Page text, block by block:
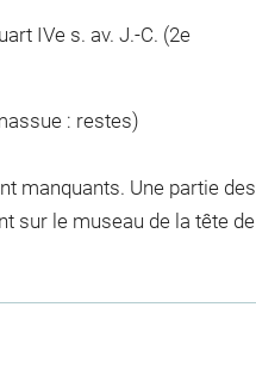
IVe s. av. J.-C. (2e
: restes)
manquants. Une partie des
sur le museau de la tête de